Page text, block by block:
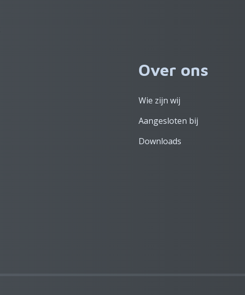
Over ons
Wie zijn wij
Aangesloten bij
Downloads